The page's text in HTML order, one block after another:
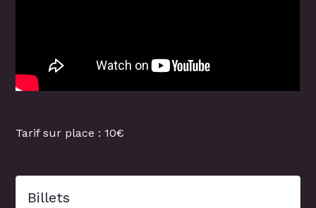
Tarif sur place : 10€
Billets